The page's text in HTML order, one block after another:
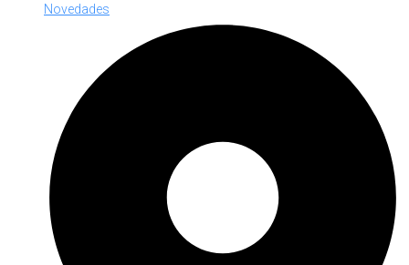
Novedades